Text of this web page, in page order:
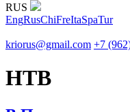
RUS
EngRusChiFreItaSpaTur
kriorus@gmail.com +7
НТВ